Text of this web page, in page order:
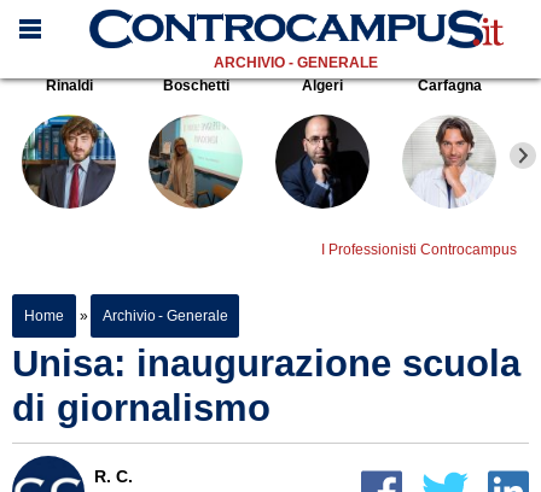
ARCHIVIO - GENERALE
Rinaldi
Boschetti Algeri Carfagna
I Professionisti Controcampus
Home » Archivio - Generale
Unisa: inaugurazione scuola
di giornalismo
R. C.